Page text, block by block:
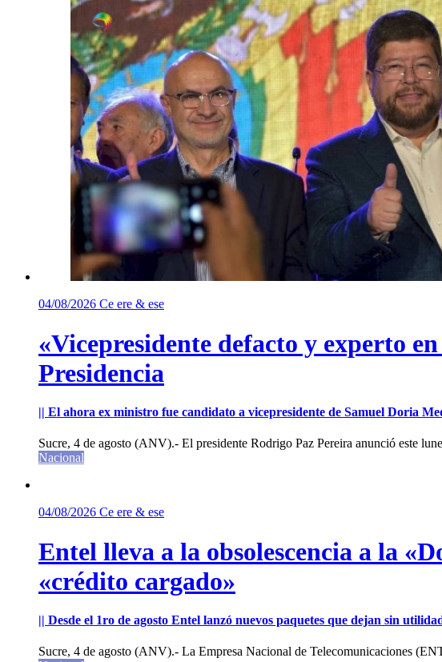
04/08/2026 Ce ere & ese
«Vicepresidente defacto y experto
Presidencia
|| El ahora ex ministro fue candidato a vicepresidente de Samuel Doria
Sucre, 4 de agosto (ANV).- El presidente Rodrigo Paz Pereira anunció este
Nacional
04/08/2026 Ce ere & ese
Entel lleva a la obsolescencia a la
«crédito cargado»
|| Desde el 1ro de agosto Entel lanzó nuevos paquetes que dejan sin
Sucre, 4 de agosto (ANV).- La Empresa Nacional de Telecomunicaciones